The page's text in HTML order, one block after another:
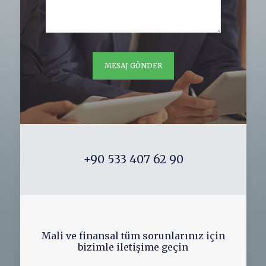
+90 533 407 62 90
Mali ve finansal tüm sorunlarınız için
bizimle iletişime geçin